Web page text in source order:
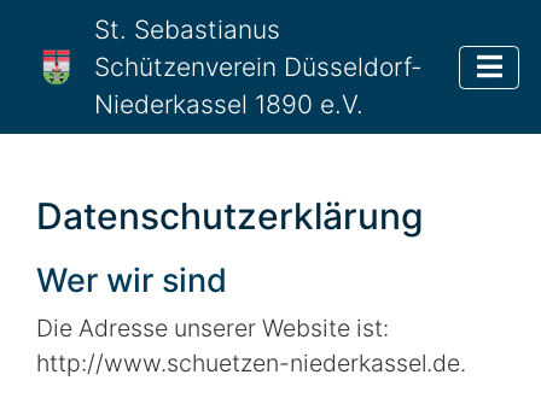
St. Sebastianus
Schützenverein Düsseldorf-
Niederkassel 1890 e.V.
Datenschutzerklärung
Wer wir sind
Die Adresse unserer Website ist:
http://www.schuetzen-niederkassel.de.